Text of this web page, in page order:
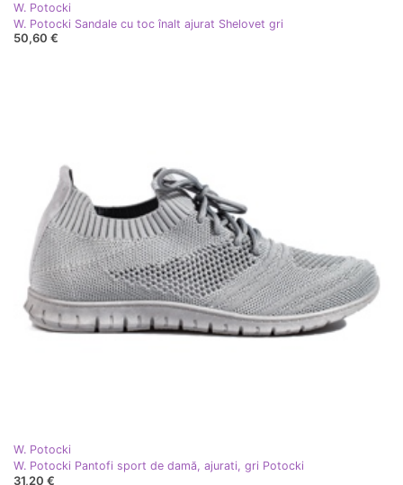
W. Potocki
W. Potocki Sandale cu toc înalt ajurat Shelovet gri
50,60 €
W. Potocki
W. Potocki Pantofi sport de damă, ajurati, gri Potocki
31,20 €